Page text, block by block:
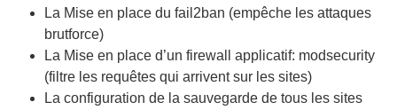
La Mise en place du fail2ban (empêche les attaques
brutforce)
La Mise en place d’un firewall applicatif: modsecurity
(filtre les requêtes qui arrivent sur les sites)
La configuration de la sauvegarde de tous les sites